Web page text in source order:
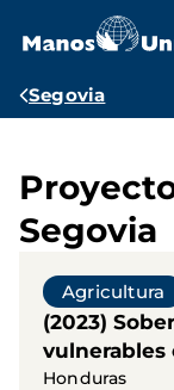
contenido
Ruta
Segovia
Segovia
Agricultura
(2023)
vulnerables
Honduras